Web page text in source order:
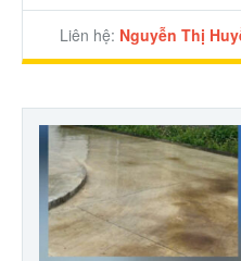
Liên hệ: Nguyễn Thị